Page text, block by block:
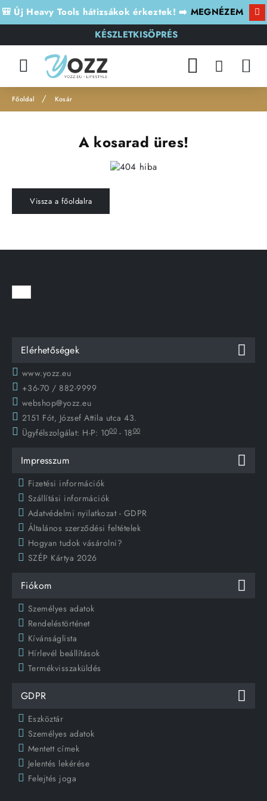
🎒 Új Heavy Tools hátizsákok érkeztek! ➡️ MEGNÉZEM
KÉSZLETKISÖPRÉS
h
Kosár
A kosarad üres!
Vissza a főoldalra
Elérhetőségek
www.yozz.eu
+36-70 / 882-9999
webshop@yozz.eu
2151 Fót, József Attila utca 43.
Ügyfélszolgálat: H-P: 1000 - 1800
Impresszum
Fizetési információk
Szállítási információk
Adatvédelmi nyilatkozat - GDPR
Általános szerződési feltételek
Hogyan tudok vásárolni?
SZÉP Kártya 2026
Fiókom
Személyes adatok
Rendeléstörténet
Kívánságlista
Hírlevél beállítások
Termékvisszaküldés
GDPR
Eszköztár
Személyes adatok
Mentett címek
Jelentés lekérése
Felejtés joga